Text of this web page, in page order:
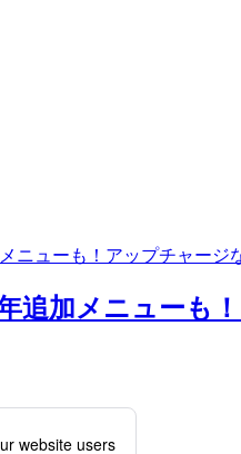
ニューも！アップチャー
追加メニューも